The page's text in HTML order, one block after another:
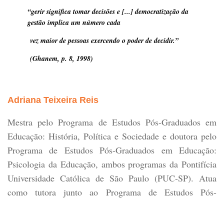
“gerir significa tomar decisões e [...] democratização da
gestão implica um número cada
vez maior de pessoas exercendo o poder de decidir.”
(Ghanem, p. 8, 1998)
Adriana Teixeira Reis
Mestra pelo Programa de Estudos Pós-Graduados em
Educação: História, Política e Sociedade e doutora pelo
Programa de Estudos Pós-Graduados em Educação:
Psicologia da Educação, ambos programas da Pontifícia
Universidade Católica de São Paulo (PUC-SP). Atua
como tutora junto ao Programa de Estudos Pós-